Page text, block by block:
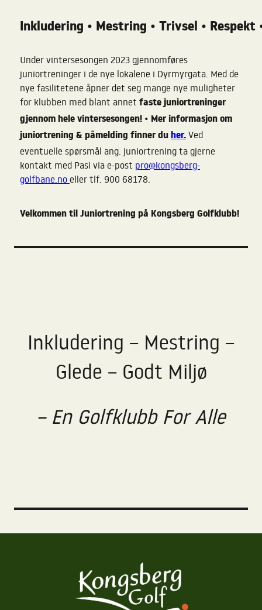
Inkludering • Mestring • Trivsel • Respekt
Under vintersesongen 2023 gjennomføres
juniortreninger i de nye lokalene i Dyrmyrgata. Med de
nye fasilitetene åpner det seg mange nye muligheter
for klubben med blant annet faste juniortreninger
gjennom hele vintersesongen! • Mer informasjon om
juniortrening & påmelding finner duher. Ved
eventuelle spørsmål ang. juniortrening ta gjerne
kontakt med Pasi via e-post pro@kongsberg-
golfbane.no eller tlf. 900 68178.
Velkommen til Juniortrening på Kongsberg Golfklubb!
Inkludering – Mestring –
Glede – Godt Miljø
– En Golfklubb For Alle